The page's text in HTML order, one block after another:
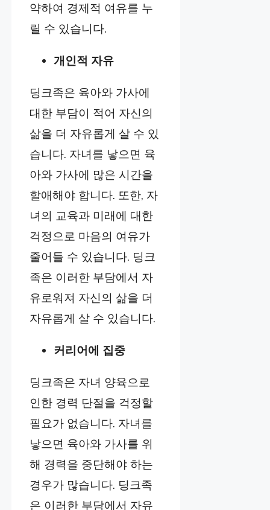
약하여 경제적 여유를 누
릴 수 있습니다.
개인적 자유
딩크족은 육아와 가사에
대한 부담이 적어 자신의
삶을 더 자유롭게 살 수 있
습니다. 자녀를 낳으면 육
아와 가사에 많은 시간을
할애해야 합니다. 또한, 자
녀의 교육과 미래에 대한
걱정으로 마음의 여유가
줄어들 수 있습니다. 딩크
족은 이러한 부담에서 자
유로워져 자신의 삶을 더
자유롭게 살 수 있습니다.
커리어에 집중
딩크족은 자녀 양육으로
인한 경력 단절을 걱정할
필요가 없습니다. 자녀를
낳으면 육아와 가사를 위
해 경력을 중단해야 하는
경우가 많습니다. 딩크족
은 이러한 부담에서 자유